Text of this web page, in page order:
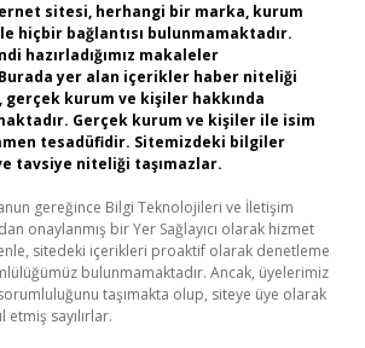
sitesi, herhangi bir marka, kurum
hiçbir bağlantısı bulunmamaktadır.
hazırladığımız makaleler
yer alan içerikler haber niteliği
gerçek kurum ve kişiler hakkında
Gerçek kurum ve kişiler ile isim
tesadüfidir. Sitemizdeki bilgiler
tavsiye niteliği taşımazlar.
gereğince Bilgi Teknolojileri ve İletişim
onaylanmış bir Yer Sağlayıcı olarak hizmet
sitedeki içerikleri proaktif olarak denetleme
bulunmamaktadır. Ancak, üyelerimiz
taşımakta olup, siteye üye olarak
sayılırlar.